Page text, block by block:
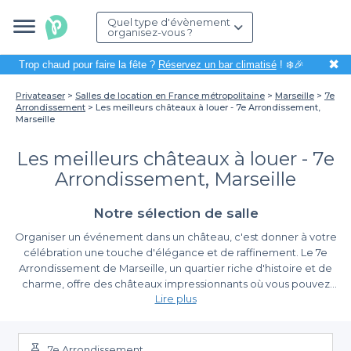
Quel type d'évènement
organisez-vous ?
Trop chaud pour faire la fête ? Réservez un bar climatisé! ❄️🎉 ✖
Privateaser Salles de location en France métropolitaine Marseille
7e
Arrondissement
Les meilleurs châteaux à louer - 7e Arrondissement,
Marseille
Les meilleurs châteaux à louer - 7e
Arrondissement, Marseille
Notre sélection de salle
Organiser un événement dans un château, c'est donner à votre
célébration une touche d'élégance et de raffinement. Le 7e
Arrondissement de Marseille, un quartier riche d'histoire et de
charme, offre des châteaux impressionnants où vous pouvez
accueillir des réceptions privées, des mariages ou des
romantique pour un événement intime ou d'un lieu prestigieux
pour un grand rassemblement, les châteaux de cette région
L'Attrait d'un Château pour Votre Événement
Lire plus